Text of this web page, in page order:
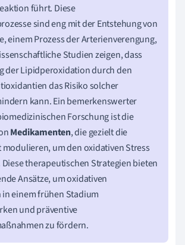
führt. Diese
sind eng mit der Entstehung von
einem Prozess der Arterienverengung,
Studien zeigen, dass
der Lipidperoxidation durch den
das Risiko solcher
kann. Ein bemerkenswerter
Forschung ist die
Medikamenten, die gezielt die
modulieren, um den oxidativen Stress
therapeutischen Strategien bieten
Ansätze, um oxidativen
in einem frühen Stadium
und präventive
zu fördern.